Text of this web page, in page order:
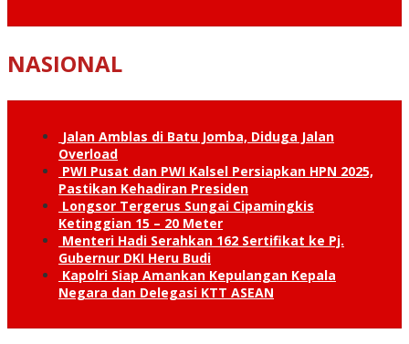
NASIONAL
Jalan Amblas di Batu Jomba, Diduga Jalan
Overload
PWI Pusat dan PWI Kalsel Persiapkan HPN 2025,
Pastikan Kehadiran Presiden
Longsor Tergerus Sungai Cipamingkis
Ketinggian 15 – 20 Meter
Menteri Hadi Serahkan 162 Sertifikat ke Pj.
Gubernur DKI Heru Budi
Kapolri Siap Amankan Kepulangan Kepala
Negara dan Delegasi KTT ASEAN